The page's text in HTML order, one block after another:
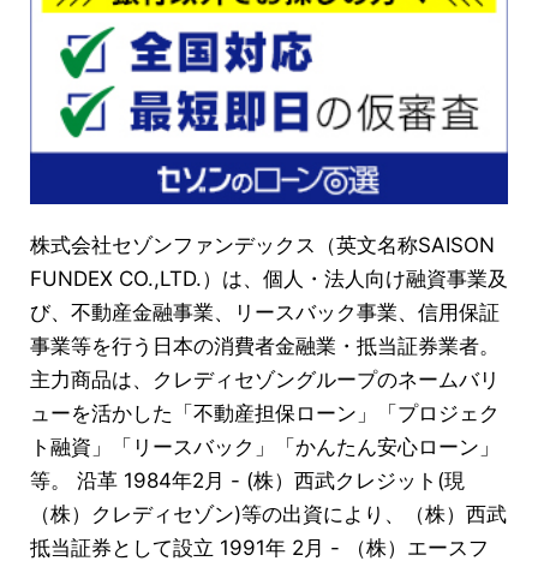
株式会社セゾンファンデックス（英文名称SAISON
FUNDEX CO.,LTD.）は、個人・法人向け融資事業及
び、不動産金融事業、リースバック事業、信用保証
事業等を行う日本の消費者金融業・抵当証券業者。
主力商品は、クレディセゾングループのネームバリ
ューを活かした「不動産担保ローン」「プロジェク
ト融資」「リースバック」「かんたん安心ローン」
等。 沿革 1984年2月 - (株）西武クレジット(現
（株）クレディセゾン)等の出資により、（株）西武
抵当証券として設立 1991年 2月 - （株）エースフ